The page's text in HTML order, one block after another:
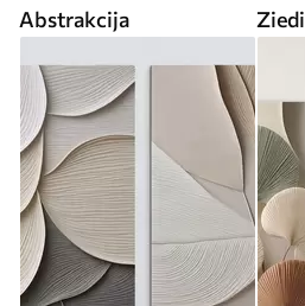
Abstrakcija Ziedi